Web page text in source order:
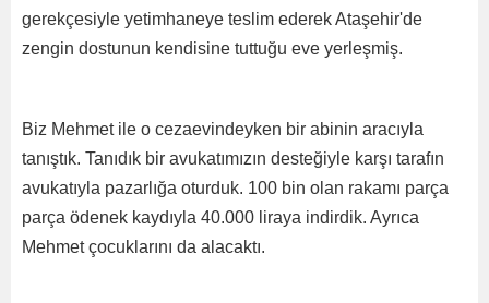
gerekçesiyle yetimhaneye teslim ederek Ataşehir'de
zengin dostunun kendisine tuttuğu eve yerleşmiş.
Biz Mehmet ile o cezaevindeyken bir abinin aracıyla
tanıştık. Tanıdık bir avukatımızın desteğiyle karşı tarafın
avukatıyla pazarlığa oturduk. 100 bin olan rakamı parça
parça ödenek kaydıyla 40.000 liraya indirdik. Ayrıca
Mehmet çocuklarını da alacaktı.